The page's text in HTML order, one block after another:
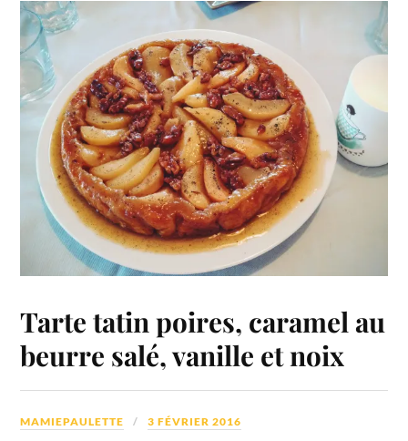
Tarte tatin poires, caramel au
beurre salé, vanille et noix
MAMIEPAULETTE 3 FÉVRIER 2016